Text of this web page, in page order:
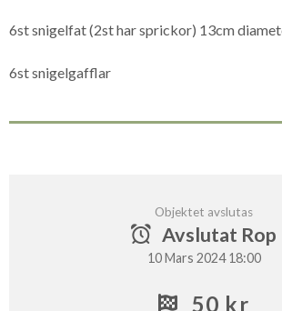
6st snigelfat (2st har sprickor) 13cm
6st snigelgafflar
Objektet avslutas
Avslutat Rop
10 Mars 2024 18:00
50 kr